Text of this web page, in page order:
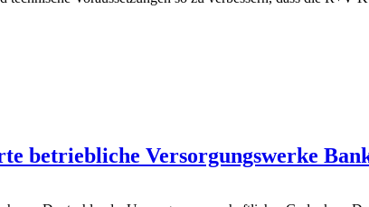
betriebliche Versorgungswerke